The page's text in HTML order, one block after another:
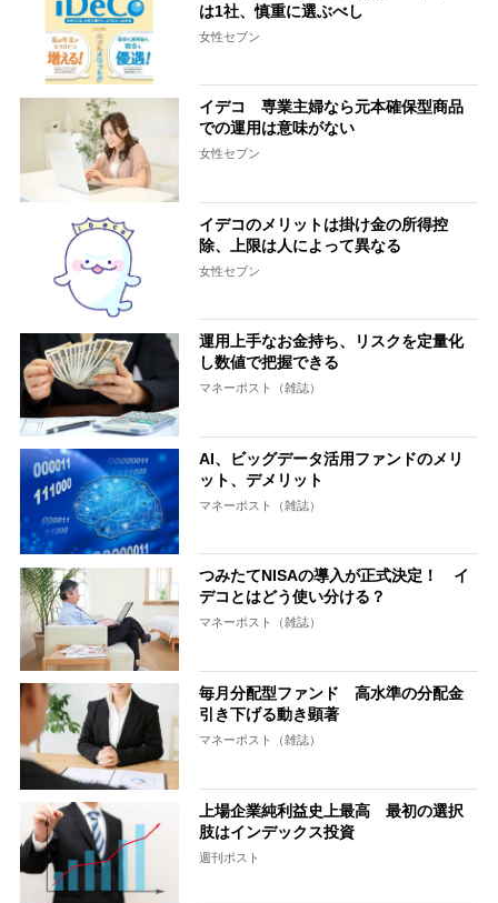
は1社、慎重に選ぶべし
女性セブン
イデコ 専業主婦なら元本確保型商品
での運用は意味がない
女性セブン
イデコのメリットは掛け金の所得控
除、上限は人によって異なる
女性セブン
運用上手なお金持ち、リスクを定量化
し数値で把握できる
マネーポスト（雑誌）
AI、ビッグデータ活用ファンドのメリ
ット、デメリット
マネーポスト（雑誌）
つみたてNISAの導入が正式決定！ イ
デコとはどう使い分ける？
マネーポスト（雑誌）
毎月分配型ファンド 高水準の分配金
引き下げる動き顕著
マネーポスト（雑誌）
上場企業純利益史上最高 最初の選択
肢はインデックス投資
週刊ポスト